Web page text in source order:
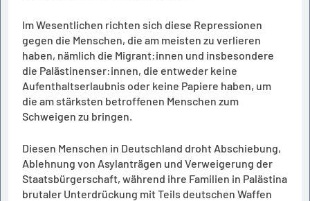
Im Wesentlichen richten sich diese Repressionen
gegen die Menschen, die am meisten zu verlieren
haben, nämlich die Migrant:innen und insbesondere
die Palästinenser:innen, die entweder keine
Aufenthaltserlaubnis oder keine Papiere haben, um
die am stärksten betroffenen Menschen zum
Schweigen zu bringen.
Diesen Menschen in Deutschland droht Abschiebung,
Ablehnung von Asylanträgen und Verweigerung der
Staatsbürgerschaft, während ihre Familien in Palästina
brutaler Unterdrückung mit Teils deutschen Waffen